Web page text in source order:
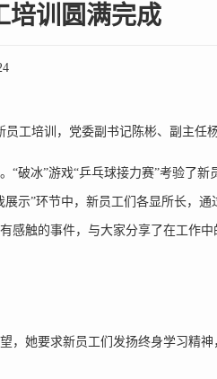
培训圆满完成
培训，党委副书记陈彬、副主任杨
冰”游戏“乒乓球接力赛”考验了新
示”环节中，新员工们各显所长，通
感触的事件，与大家分享了在工作
她要求新员工们发扬终身学习精神